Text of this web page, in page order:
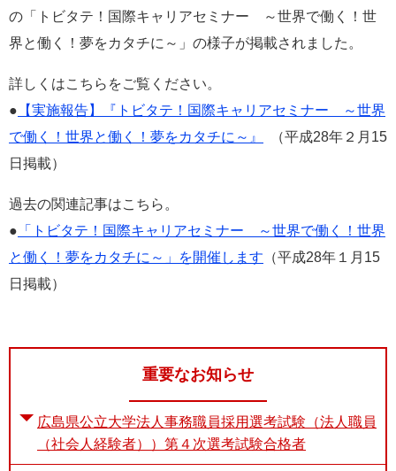
の「トビタテ！国際キャリアセミナー ～世界で働く！世
界と働く！夢をカタチに～」の様子が掲載されました。
詳しくはこちらをご覧ください。
● 【実施報告】『トビタテ！国際キャリアセミナー ～世界
で働く！世界と働く！夢をカタチに～』
（平成28年２月15
日掲載）
過去の関連記事はこちら。
● 「トビタテ！国際キャリアセミナー ～世界で働く！世界
と働く！夢をカタチに～」を開催します （平成28年１月15
日掲載）
重要なお知らせ
広島県公立大学法人事務職員採用選考試験（法人職員
（社会人経験者））第４次選考試験合格者